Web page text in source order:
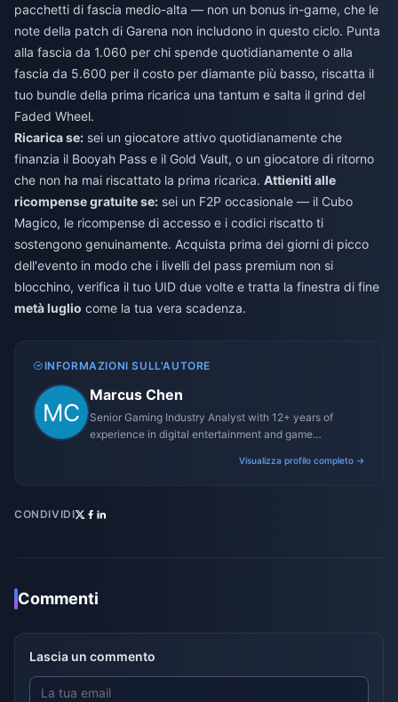
pacchetti di fascia medio-alta — non un bonus in-game, che le
note della patch di Garena non includono in questo ciclo. Punta
alla fascia da 1.060 per chi spende quotidianamente o alla
fascia da 5.600 per il costo per diamante più basso, riscatta il
tuo bundle della prima ricarica una tantum e salta il grind del
Faded Wheel.
Ricarica se: sei un giocatore attivo quotidianamente che
finanzia il Booyah Pass e il Gold Vault, o un giocatore di ritorno
che non ha mai riscattato la prima ricarica. Attieniti alle
ricompense gratuite se: sei un F2P occasionale — il Cubo
Magico, le ricompense di accesso e i codici riscatto ti
sostengono genuinamente. Acquista prima dei giorni di picco
dell'evento in modo che i livelli del pass premium non si
blocchino, verifica il tuo UID due volte e tratta la finestra di fine
metà luglio come la tua vera scadenza.
INFORMAZIONI SULL'AUTORE
Marcus Chen
Senior Gaming Industry Analyst with 12+ years of
experience in digital entertainment and game
Visualizza profilo completo →
CONDIVIDI
Commenti
Lascia un commento